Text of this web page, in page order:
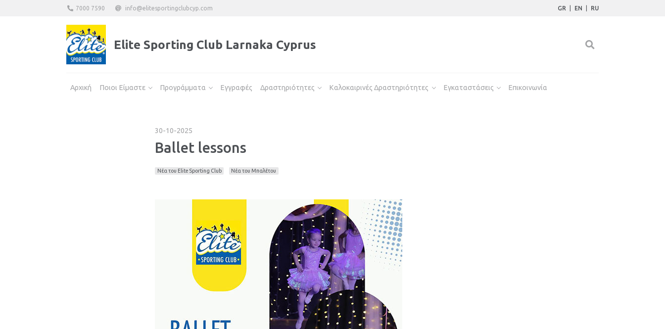
7000 7590 info@elitesportingclubcyp.com GR EN RU
Elite Sporting Club Larnaka Cyprus
Αρχική Ποιοι Είμαστε Προγράμματα Εγγραφές Δραστηριότητες Καλοκαιρινές Δραστηριότητες Εγκαταστάσεις Επικοινωνία
30-10-2025
Ballet lessons
Νέα του Elite Sporting Club Νέα του Μπαλέτου